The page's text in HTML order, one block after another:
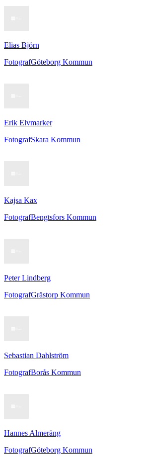
Elias Björn
FotografGöteborg Kommun
Erik Elvmarker
FotografSkara Kommun
Kajsa Kax
FotografBengtsfors Kommun
Peter Lindberg
FotografGrästorp Kommun
Sebastian Dahlström
FotografBorås Kommun
Hannes Almeräng
FotografGöteborg Kommun